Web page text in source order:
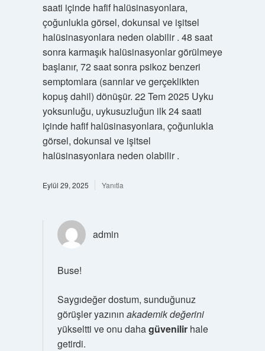
saati içinde hafif halüsinasyonlara,
çoğunlukla görsel, dokunsal ve işitsel
halüsinasyonlara neden olabilir . 48 saat
sonra karmaşık halüsinasyonlar görülmeye
başlanır, 72 saat sonra psikoz benzeri
semptomlara (sanrılar ve gerçeklikten
kopuş dahil) dönüşür. 22 Tem 2025 Uyku
yoksunluğu, uykusuzluğun ilk 24 saati
içinde hafif halüsinasyonlara, çoğunlukla
görsel, dokunsal ve işitsel
halüsinasyonlara neden olabilir .
Eylül 29, 2025 Yanıtla
admin
Buse!
Saygıdeğer dostum, sunduğunuz
görüşler yazının akademik değerini
yükseltti ve onu dahagüvenilirhale
getirdi.